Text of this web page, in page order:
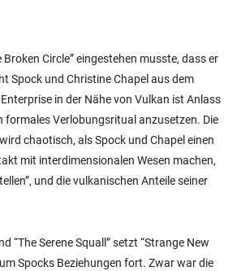
Broken Circle” eingestehen musste, dass er
Spock und Christine Chapel aus dem
in der Nähe von Vulkan ist Anlass
formales Verlobungsritual anzusetzen. Die
chaotisch, als Spock und Chapel einen
mit interdimensionalen Wesen machen,
und die vulkanischen Anteile seiner
“The Serene Squall” setzt “Strange New
Spocks Beziehungen fort. Zwar war die